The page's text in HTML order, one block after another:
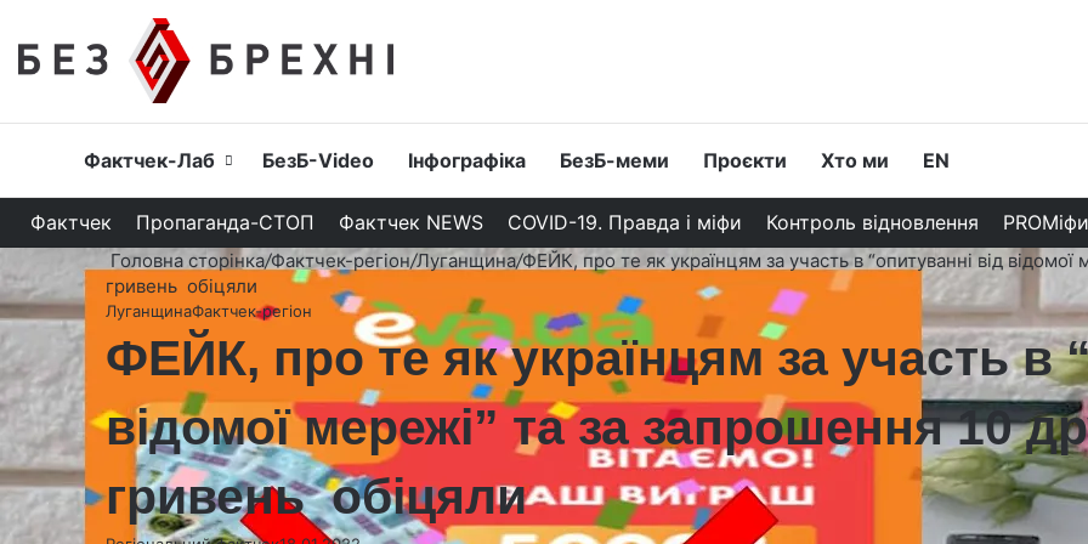
Головна
Фактчек-Лаб БезБ-Video Інфографіка БезБ-меми Проєкти Хто ми EN
Фактчек Пропаганда-СТОП Фактчек NEWS COVID-19. Правда і міфи Контроль відновлення PROМіфи
Головна сторінка/Фактчек-регіон/Луганщина/ФЕЙК, про те як українцям за участь в “опитуванні від
гривень обіцяли
ЛуганщинаФактчек-регіон
ФЕЙК, про те як українцям за участь в
відомої мережі” та за запрошення 10
гривень обіцяли